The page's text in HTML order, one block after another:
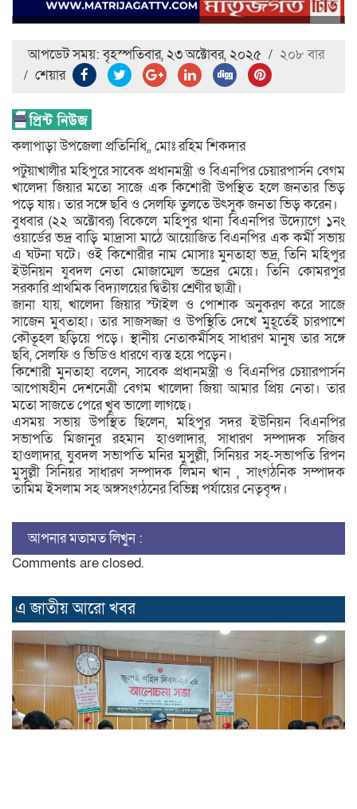
আপডেট সময়: বৃহস্পতিবার, ২৩ অক্টোবর, ২০২৫ / ২০৮ বার
/ শেয়ার
কলাপাড়া উপজেলা প্রতিনিধি,, মোঃ রহিম শিকদার
পটুয়াখালীর মহিপুরে সাবেক প্রধানমন্ত্রী ও বিএনপির চেয়ারপার্সন বেগম
খালেদা জিয়ার মতো সাজে এক কিশোরী উপস্থিত হলে জনতার ভিড়
পড়ে যায়। তার সঙ্গে ছবি ও সেলফি তুলতে উৎসুক জনতা ভিড় করেন।
বুধবার (২২ অক্টোবর) বিকেলে মহিপুর থানা বিএনপির উদ্যোগে ১নং
ওয়ার্ডের ভদ্র বাড়ি মাদ্রাসা মাঠে আয়োজিত বিএনপির এক কর্মী সভায়
এ ঘটনা ঘটে। ওই কিশোরীর নাম মোসাঃ মুনতাহা ভদ্র, তিনি মহিপুর
ইউনিয়ন যুবদল নেতা মোজাম্মেল ভদ্রের মেয়ে। তিনি কোমরপুর
সরকারি প্রাথমিক বিদ্যালয়ের দ্বিতীয় শ্রেণীর ছাত্রী।
জানা যায়, খালেদা জিয়ার স্টাইল ও পোশাক অনুকরণ করে সাজে
সাজেন মুবতাহা। তার সাজসজ্জা ও উপস্থিতি দেখে মুহূর্তেই চারপাশে
কৌতূহল ছড়িয়ে পড়ে। স্থানীয় নেতাকর্মীসহ সাধারণ মানুষ তার সঙ্গে
ছবি, সেলফি ও ভিডিও ধারণে ব্যস্ত হয়ে পড়েন।
কিশোরী মুনতাহা বলেন, সাবেক প্রধানমন্ত্রী ও বিএনপির চেয়ারপার্সন
আপোষহীন দেশনেত্রী বেগম খালেদা জিয়া আমার প্রিয় নেতা। তার
মতো সাজতে পেরে খুব ভালো লাগছে।
এসময় সভায় উপস্থিত ছিলেন, মহিপুর সদর ইউনিয়ন বিএনপির
সভাপতি মিজানুর রহমান হাওলাদার, সাধারণ সম্পাদক সজিব
হাওলাদার, যুবদল সভাপতি মনির মুসুল্লী, সিনিয়র সহ-সভাপতি রিপন
মুসুল্লী সিনিয়র সাধারণ সম্পাদক লিমন খান , সাংগঠনিক সম্পাদক
তামিম ইসলাম সহ অঙ্গসংগঠনের বিভিন্ন পর্যায়ের নেতৃবৃন্দ।
আপনার মতামত লিখুন :
Comments are closed.
এ জাতীয় আরো ‍খবর